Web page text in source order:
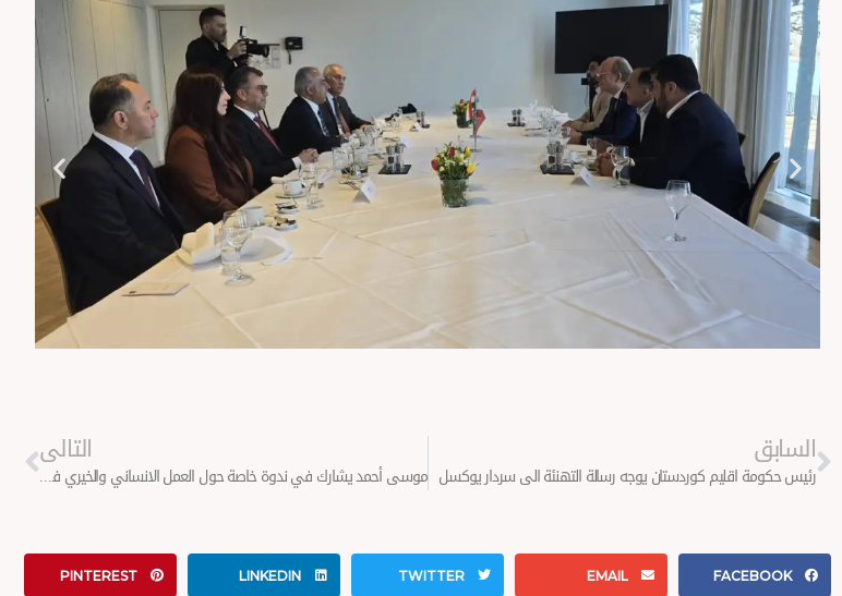
السابق
رئيس حكومة اقليم كوردستان يوجه رسالة التهنئة الى سردار يوكسل
التالى
موسى أحمد يشارك في ندوة خاصة حول العمل الانساني والخيري في المانيا
FACEBOOK
EMAIL
TWITTER
LINKEDIN
PINTEREST